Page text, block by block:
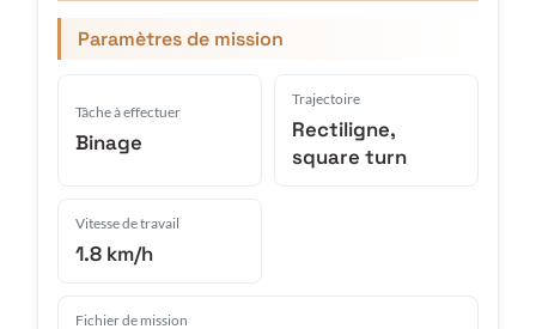
Paramètres de mission
Tâche à effectuer
Binage
Trajectoire
Rectiligne,
square turn
Vitesse de travail
1.8 km/h
Fichier de mission